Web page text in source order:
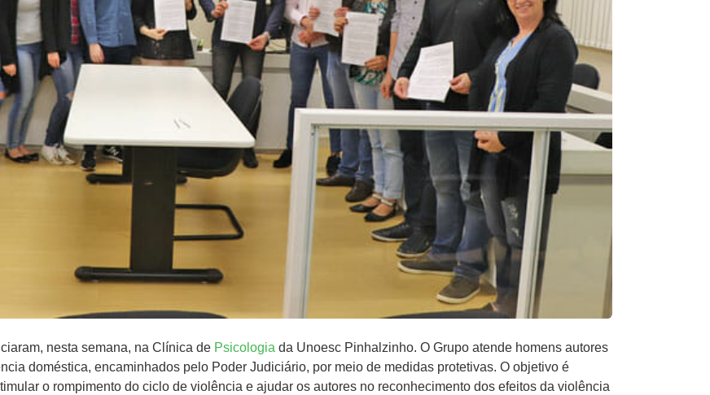
nesta semana, na Clínica de Psicologia da Unoesc Pinhalzinho. O Grupo atende homens autores
doméstica, encaminhados pelo Poder Judiciário, por meio de medidas protetivas. O objetivo é
o rompimento do ciclo de violência e ajudar os autores no reconhecimento dos efeitos da violência